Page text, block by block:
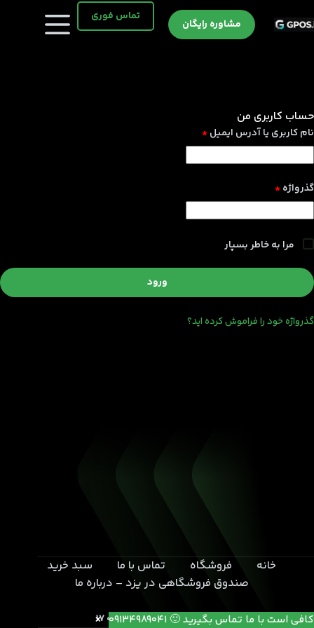
کافی است با ما تماس بگیرید 🙂 09134989041
به
مشاوره رایگان
تماس فوری
حساب کاربری من
نام کاربری یا آدرس ایمیل*الزامی
گذرواژه*الزامی
مرا به خاطر بسپار
ورود
گذرواژه خود را فراموش کرده اید؟
خانه فروشگاه تماس با ما
سبد خرید
صندوق فروشگاهی در یزد – درباره ما
یزد- بلوار خامنه ای- انتهای کوچه 17